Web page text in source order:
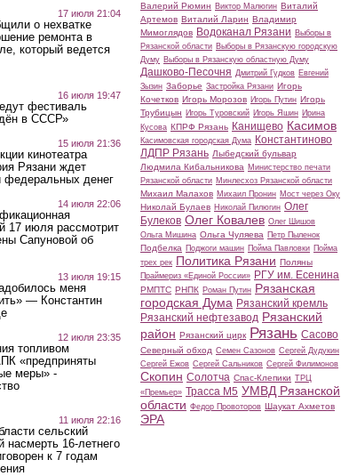
17 июля 21:04
о нехватке
ремонта в
который ведется
16 июля 19:47
фестиваль
в СССР»
15 июля 21:36
кинотеатра
Рязани ждет
федеральных денег
14 июля 22:06
17 июля рассмотрит
Сапуновой об
13 июля 19:15
меня
— Константин
12 июля 23:35
топливом
«предприняты
меры» -
11 июля 22:16
сельский
насмерть 16-летнего
к 7 годам
Валерий Рюмин Виктор Малюгин Виталий
Артемов Виталий Ларин Владимир
Мимоглядов Водоканал Рязани Выборы в
Рязанской области Выборы в Рязанскую городскую
Думу Выборы в Рязанскую областную Думу
Дашково-Песочня Дмитрий Гудков Евгений
Зызин Заборье Застройка Рязани Игорь
Кочетков Игорь Морозов Игорь Путин Игорь
Трубицын Игорь Туровский Игорь Яшин Ирина
Кусова КПРФ Рязань Канищево Касимов
Касимовская городская Дума Константиново
ЛДПР Рязань Лыбедский бульвар
Людмила Кибальникова Министерство печати
Рязанской области Минлесхоз Рязанской области
Михаил Малахов Михаил Пронин Мост через Оку
Николай Булаев Николай Пилюгин Олег
Булеков Олег Ковалев Олег Шишов
Ольга Мишина Ольга Чуляева Петр Пыленок
Подбелка Поджоги машин Пойма Павловки Пойма
трех рек Политика Рязани Поляны
Праймериз «Единой России» РГУ им. Есенина
РМПТС РНПК Роман Путин Рязанская
городская Дума Рязанский кремль
Рязанский нефтезавод Рязанский
район Рязанский цирк Рязань Сасово
Северный обход Семен Сазонов Сергей Дудукин
Сергей Ежов Сергей Сальников Сергей Филимонов
Скопин Солотча Спас-Клепики ТРЦ
«Премьер» Трасса М5 УМВД Рязанской
области Федор Провоторов Шаукат Ахметов
ЭРА